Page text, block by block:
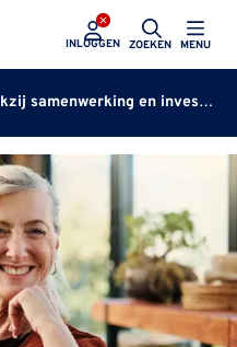
INLOGGEN ZOEKEN MENU
en investeringen blijven de Achterhoekse woningcorporaties voorzien in de hoge vraag naar huurwoningen